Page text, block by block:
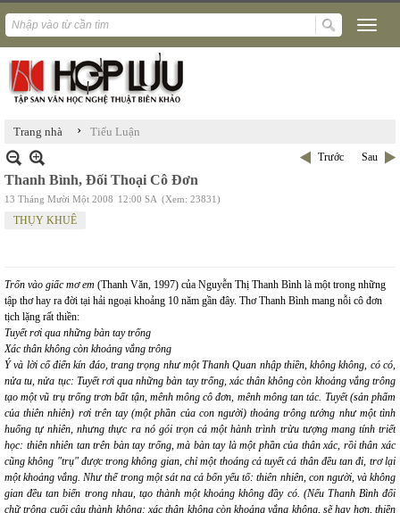
Trang nhà › Tiểu Luận
Trước Sau
Thanh Bình, Đối Thoại Cô Đơn
13 Tháng Mười Một 2008 12:00 SA (Xem: 23831)
THỤY KHUÊ
Trốn vào giấc mơ em (Thanh Văn, 1997) của Nguyễn Thị Thanh Bình là một trong những
tập thơ hay ra đời tại hải ngoại khoảng 10 năm gần đây. Thơ Thanh Bình mang nỗi cô đơn
tịch lặng rất thiền:
Tuyết rơi qua những bàn tay trống
Xác thân không còn khoảng vắng trông
Ý và lời cổ điển kín đáo, trang trọng như một Thanh Quan nhập thiền, không không, có có,
nửa tu, nửa tục: Tuyết rơi qua những bàn tay trống, xác thân không còn khoảng vắng trông
tạo một vũ trụ trống trơn bất tận, mênh mông cô đơn, mênh mông tan tác. Tuyết (sản phẩm
của thiên nhiên) rơi trên tay (một phần của con người) thoảng trông tưởng như một tình
huống tự nhiên, nhưng thực ra nó gói trọn cả một hành trình trừu tượng mang tính triết
học: thiên nhiên tan trên bàn tay trống, mà bàn tay là một phần của thân xác, rồi thân xác
cũng không "trụ" được trongkhông gian, chỉ một thoáng cảtuyếtcả thânđều tan đi, trơ lại
mộtkhoảng vắng. Như thể trong một sát na cả bốn yếu tố: thiên nhiên, con người, và không
gian đều tan biến trong nhau, tạo thành một khoảngkhôngđầy có. (Nếu Thanh Bình đổi
chữtrông cuối câu thành không: xác thân không còn khoảng vắng không, sẽ hay hơn, thiền